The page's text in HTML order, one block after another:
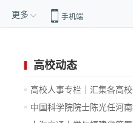
更多 手机端
高校动态
高校人事专栏｜汇集各高
中国科学院院士陈光任河